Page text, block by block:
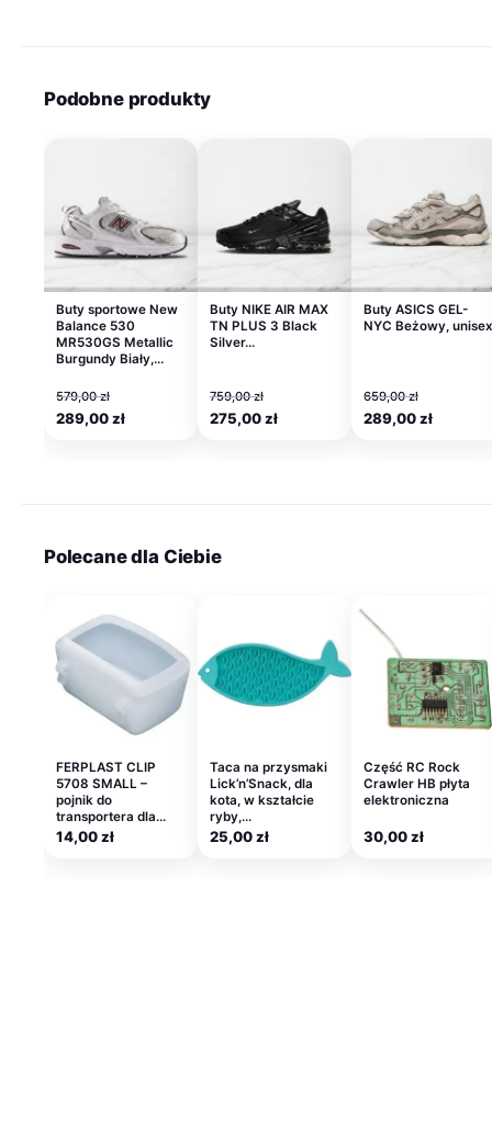
Podobne produkty
Buty sportowe New
Balance 530
MR530GS Metallic
Burgundy Biały,…
579,00zł
Pierwotna
289,00zł
Buty NIKE AIR MAX
TN PLUS 3 Black
Silver…
759,00zł
Pierwotna
275,00zł
Buty ASICS GEL-
NYC Beżowy, unisex
659,00zł
Pierwotna
289,00zł
Polecane dla Ciebie
FERPLAST CLIP
5708 SMALL –
pojnik do
transportera dla…
14,00zł
Taca na przysmaki
Lick’n’Snack, dla
kota, w kształcie
ryby,…
25,00zł
Część RC Rock
Crawler HB płyta
elektroniczna
30,00zł